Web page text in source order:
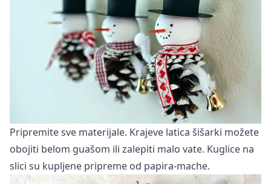
Pripremite sve materijale. Krajeve latica šišarki možete
obojiti belom guašom ili zalepiti malo vate. Kuglice na
slici su kupljene pripreme od papira-mache.